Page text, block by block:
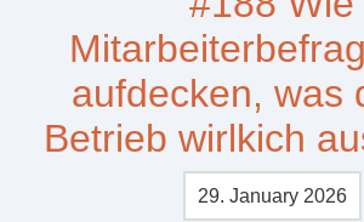
aufdecken, was
Betrieb wirlkich
29. January 2026